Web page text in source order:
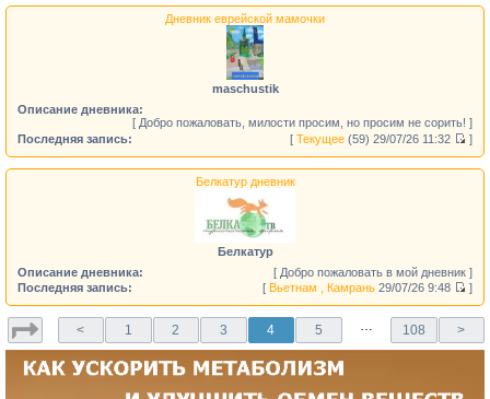
Дневник еврейской мамочки
maschustik
Описание дневника:
[ Добро пожаловать, милости просим, но просим не сорить! ]
Последняя запись:
[ Текущее (59) 29/07/26 11:32 ]
Белкатур дневник
Белкатур
Описание дневника:
[ Добро пожаловать в мой дневник ]
Последняя запись:
[ Вьетнам , Камрань 29/07/26 9:48 ]
< 1 2 3 4 5 … 108 >